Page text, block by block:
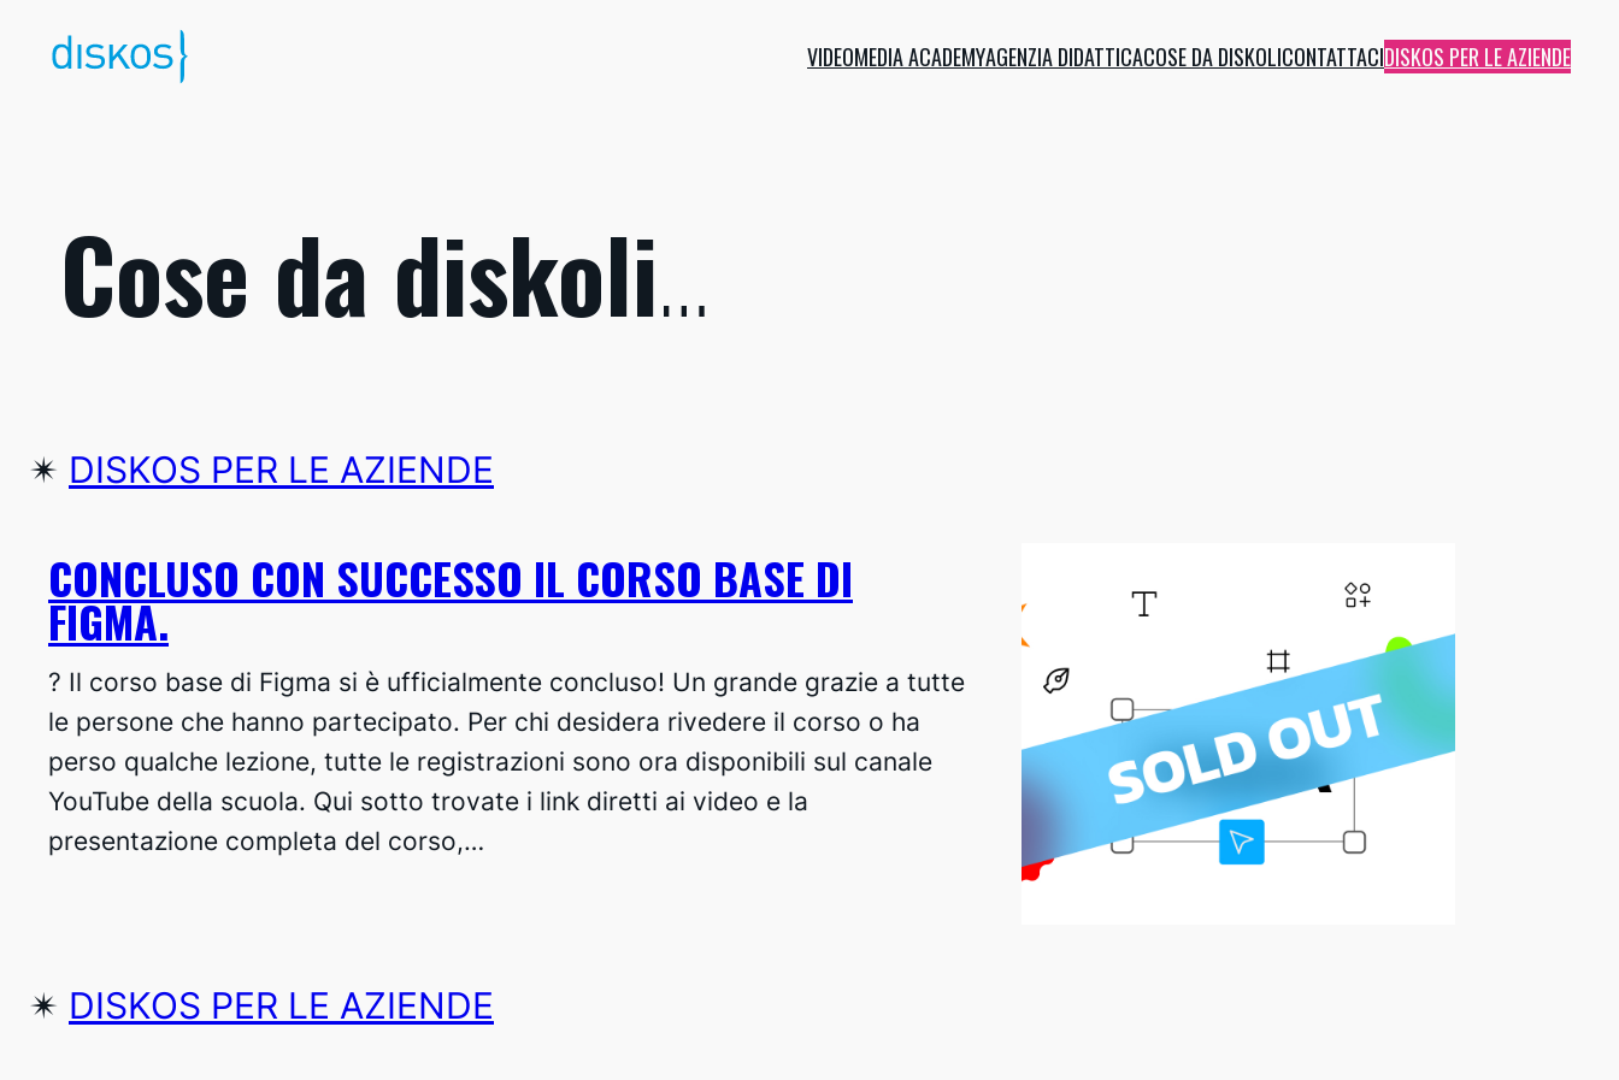
VIDEOMEDIA ACADEMYAGENZIA DIDATTICACOSE DA DISKOLICONTATTACIDISKOS PER LE AZIENDE
Cose da diskoli…
✴︎ DISKOS PER LE AZIENDE
CONCLUSO CON SUCCESSO IL CORSO BASE DI
FIGMA.
? Il corso base di Figma si è ufficialmente concluso! Un grande grazie a tutte
le persone che hanno partecipato. Per chi desidera rivedere il corso o ha
perso qualche lezione, tutte le registrazioni sono ora disponibili sul canale
YouTube della scuola. Qui sotto trovate i link diretti ai video e la
presentazione completa del corso,…
✴︎ DISKOS PER LE AZIENDE